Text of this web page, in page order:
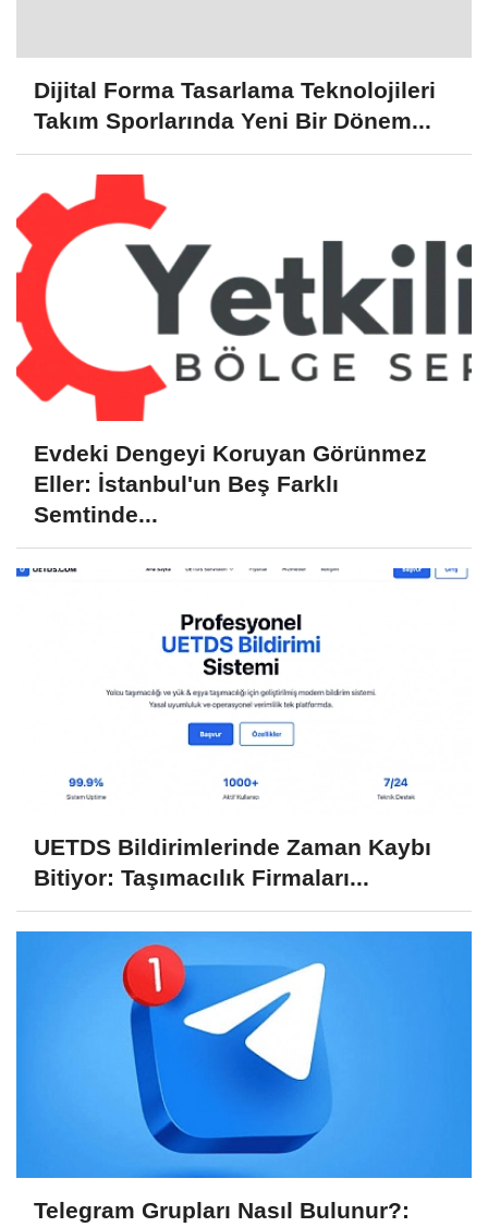
Dijital Forma Tasarlama Teknolojileri
Takım Sporlarında Yeni Bir Dönem...
Evdeki Dengeyi Koruyan Görünmez
Eller: İstanbul'un Beş Farklı
Semtinde...
UETDS Bildirimlerinde Zaman Kaybı
Bitiyor: Taşımacılık Firmaları...
Telegram Grupları Nasıl Bulunur?: